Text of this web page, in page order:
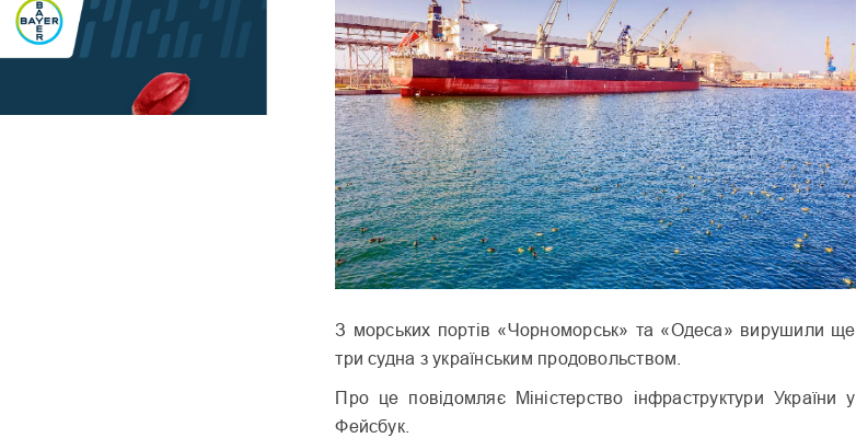
З морських портів «Чорноморськ» та «Одеса» вирушили ще
три судна з українським продовольством.
Про це повідомляє Міністерство інфраструктури України у
Фейсбук.